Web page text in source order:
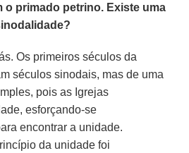
o primado petrino. Existe uma
Os primeiros séculos da
séculos sinodais, mas de uma
pois as Igrejas
esforçando-se
encontrar a unidade.
da unidade foi